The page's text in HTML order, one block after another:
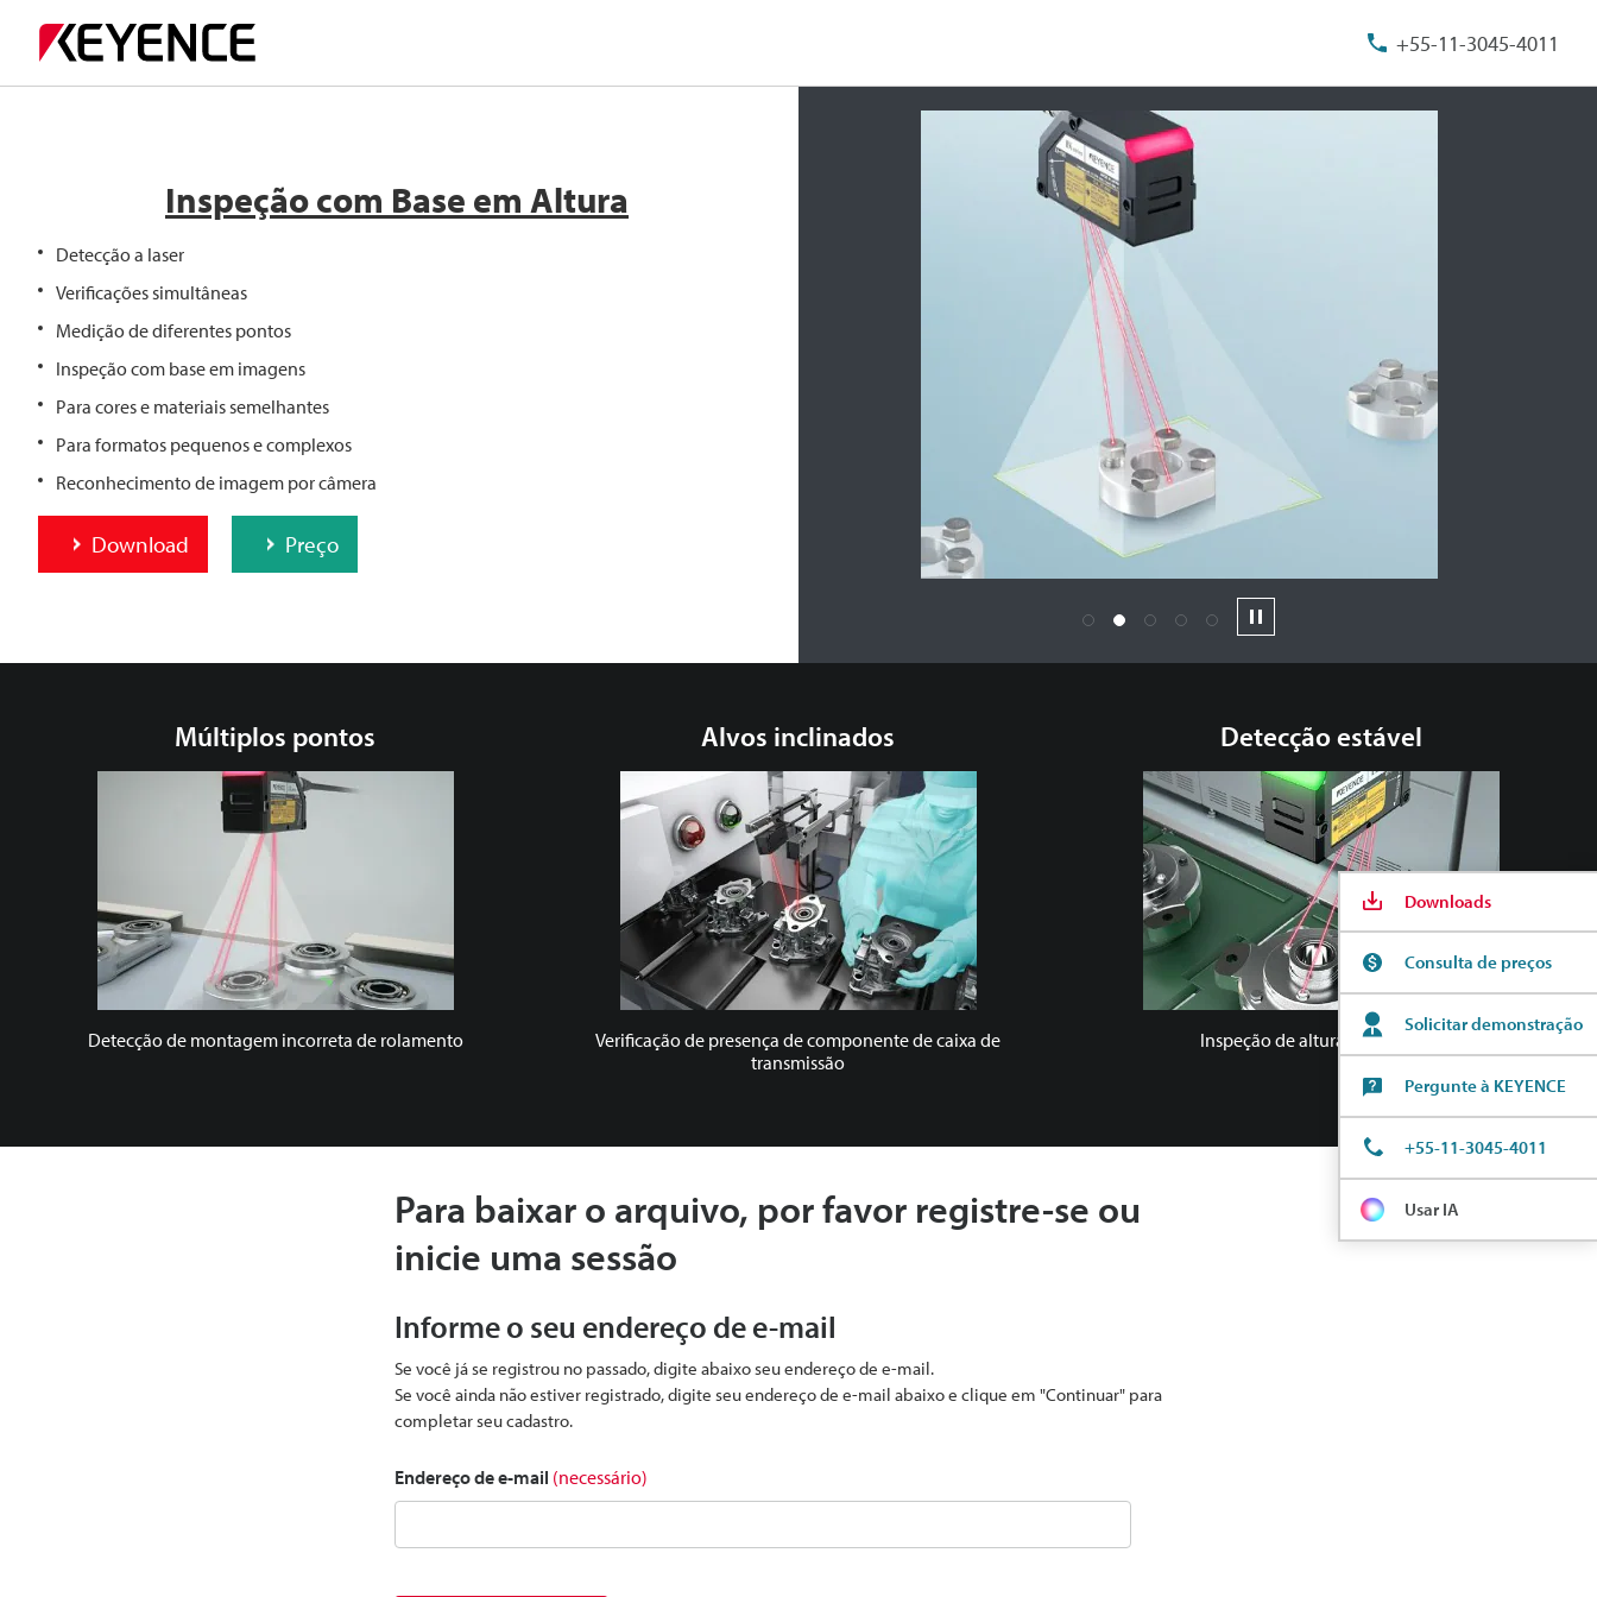
+55-11-3045-4011
Inspeção com Base em Altura
Detecção a laser
Verificações simultâneas
Medição de diferentes pontos
Inspeção com base em imagens
Para cores e materiais semelhantes
Para formatos pequenos e complexos
Reconhecimento de imagem por câmera
Download Preço
1 2 3 4 5
Múltiplos pontos
Detecção de montagem incorreta de rolamento
Alvos inclinados
Verificação de presença de componente de caixa de
transmissão
Detecção estável
Inspeção de altura de parafuso
Para baixar o arquivo, por favor registre-se ou
inicie uma sessão
Informe o seu endereço de e-mail
Se você já se registrou no passado, digite abaixo seu endereço de e-mail.
Se você ainda não estiver registrado, digite seu endereço de e-mail abaixo e clique em "Continuar" para
completar seu cadastro.
Endereço de e-mail (necessário)
Downloads
Consulta de preços
Solicitar demonstração
Pergunte à KEYENCE
+55-11-3045-4011
Usar IA